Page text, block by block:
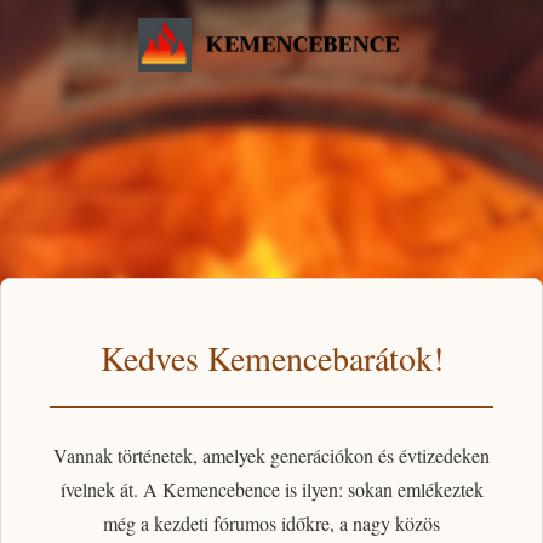
Kedves Kemencebarátok!
Vannak történetek, amelyek generációkon és évtizedeken
ívelnek át. A Kemencebenceis ilyen: sokan emlékeztek
még a kezdeti fórumos időkre, a nagy közös